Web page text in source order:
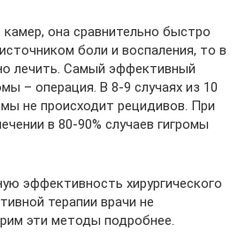
она сравнительно быстро
боли и воспаления, то в
лечить. Самый эффективный
– операция. В 8-9 случаях из 10
не происходит рецидивов. При
в 80-90% случаев гигромы
эффективность хирургического
терапии врачи не
эти методы подробнее.